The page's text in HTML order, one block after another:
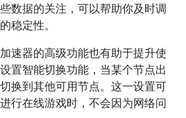
数据的关注，可以帮助你及时调
稳定性。
速器的高级功能也有助于提升使
置智能切换功能，当某个节点出
换到其他可用节点。这一设置可
行在线游戏时，不会因为网络问